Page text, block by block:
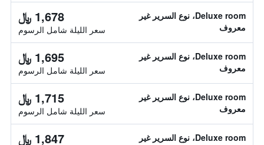
Deluxe room، نوع السرير غير
معروف
1,678 ﷼
سعر الليلة شامل الرسوم
Deluxe room، نوع السرير غير
معروف
1,695 ﷼
سعر الليلة شامل الرسوم
Deluxe room، نوع السرير غير
معروف
1,715 ﷼
سعر الليلة شامل الرسوم
Deluxe room، نوع السرير غير
1,847 ﷼